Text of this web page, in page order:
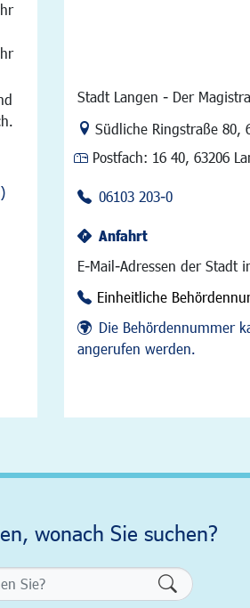
Stadt Langen - Der
Link zur Google-Maps
Südliche Ringstraße 80,
Postfach: 16 40, 63206
06103 203-0
Anfahrt
E-Mail-Adressen der Stadt
Einheitliche
Die Behördennummer
angerufen werden.
wonach Sie suchen?